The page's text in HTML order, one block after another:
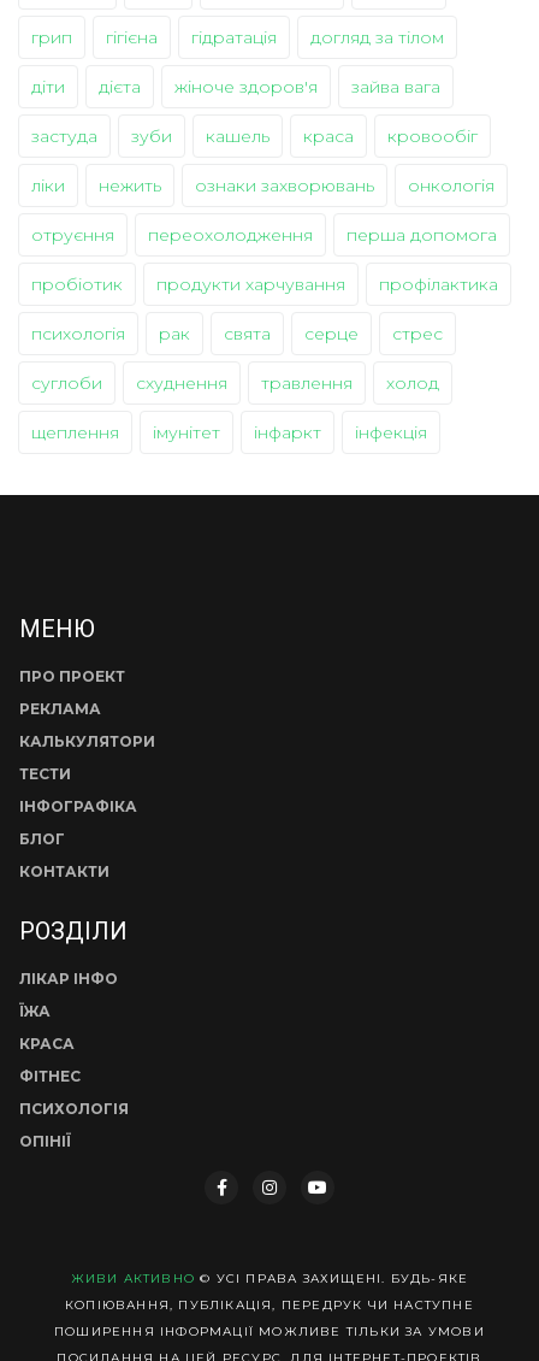
грип гігієна гідратація догляд за тілом
діти дієта жіноче здоров'я зайва вага
застуда зуби кашель краса кровообіг
ліки нежить ознаки захворювань онкологія
отруєння переохолодження перша допомога
пробіотик продукти харчування профілактика
психологія рак свята серце стрес
суглоби схуднення травлення холод
щеплення імунітет інфаркт інфекція
МЕНЮ
ПРО ПРОЕКТ
РЕКЛАМА
КАЛЬКУЛЯТОРИ
ТЕСТИ
ІНФОГРАФІКА
БЛОГ
КОНТАКТИ
РОЗДІЛИ
ЛІКАР ІНФО
ЇЖА
КРАСА
ФІТНЕС
ПСИХОЛОГІЯ
ОПІНІЇ
ЖИВИ АКТИВНО © УСІ ПРАВА ЗАХИЩЕНІ. БУДЬ-ЯКЕ
КОПІЮВАННЯ, ПУБЛІКАЦІЯ, ПЕРЕДРУК ЧИ НАСТУПНЕ
ПОШИРЕННЯ ІНФОРМАЦІЇ МОЖЛИВЕ ТІЛЬКИ ЗА УМОВИ
ПОСИЛАННЯ НА ЦЕЙ РЕСУРС. ДЛЯ ІНТЕРНЕТ-ПРОЕКТІВ